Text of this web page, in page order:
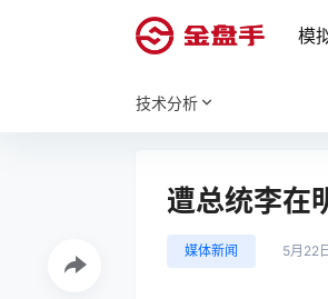
模
技术分析
遭总统李在
媒体新闻 5月22日